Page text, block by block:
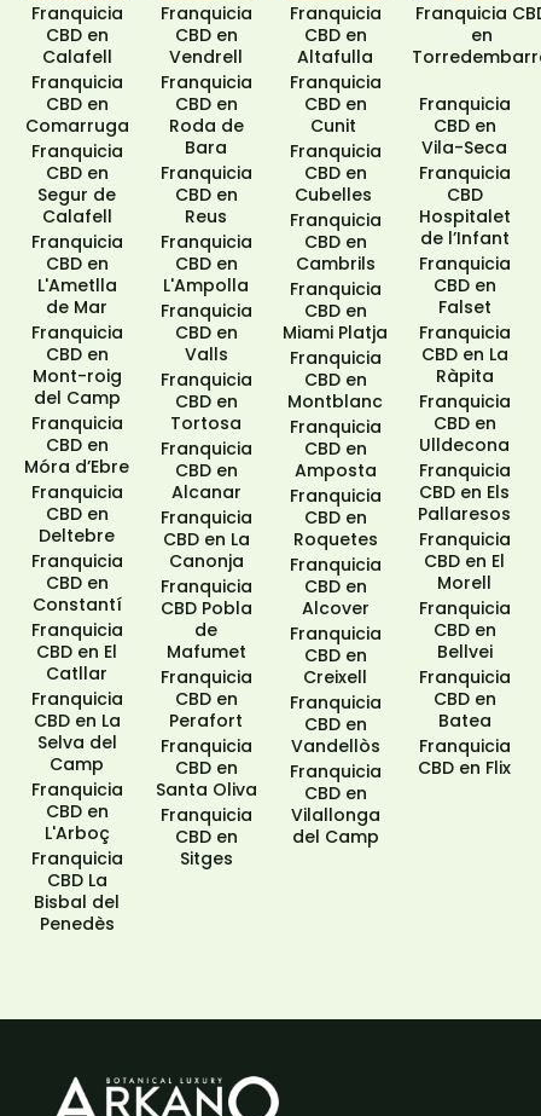
Franquicia
CBD en
Calafell
Franquicia
CBD en
Comarruga​
Franquicia
CBD en
Segur de
Calafell​
Franquicia
CBD en
L'Ametlla
de Mar
Franquicia
CBD en
Mont-roig
del Camp
Franquicia
CBD en
Móra d’Ebre
Franquicia
CBD en
Deltebre
Franquicia
CBD en
Constantí
Franquicia
CBD en El
Catllar
Franquicia
CBD en La
Selva del
Camp
Franquicia
CBD en
L'Arboç
Franquicia
CBD La
Bisbal del
Penedès
Franquicia
CBD en
Vendrell
Franquicia
CBD en
Roda de
Bara​
Franquicia
CBD en
Reus
Franquicia
CBD en
L'Ampolla
Franquicia
CBD en
Valls
Franquicia
CBD en
Tortosa
Franquicia
CBD en
Alcanar
Franquicia
CBD en La
Canonja
Franquicia
CBD Pobla
de
Mafumet
Franquicia
CBD en
Perafort
Franquicia
CBD en
Santa Oliva
Franquicia
CBD en
Sitges​
Franquicia
CBD en
Altafulla​
Franquicia
CBD en
Cunit ​
Franquicia
CBD en
Cubelles ​
Franquicia
CBD en
Cambrils
Franquicia
CBD en
Miami Platja
Franquicia
CBD en
Montblanc
Franquicia
CBD en
Amposta
Franquicia
CBD en
Roquetes
Franquicia
CBD en
Alcover
Franquicia
CBD en
Creixell
Franquicia
CBD en
Vandellòs
Franquicia
CBD en
Vilallonga
del Camp
Franquicia
en
Franquicia
CBD en
Vila-Seca​
Franquicia
CBD
Hospitalet
de l’Infant
Franquicia
CBD en
Falset
Franquicia
CBD en La
Ràpita
Franquicia
CBD en
Ulldecona
Franquicia
CBD en Els
Pallaresos
Franquicia
CBD en El
Morell
Franquicia
CBD en
Bellvei
Franquicia
CBD en
Batea
Franquicia
CBD en Flix